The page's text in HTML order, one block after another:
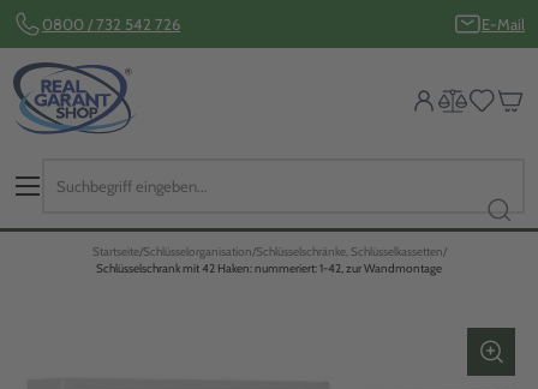
0800 / 732 542 726 E-Mail
Startseite Schlüsselorganisation Schlüsselschränke, Schlüsselkassetten
Schlüsselschrank mit 42 Haken: nummeriert: 1-42, zur Wandmontage